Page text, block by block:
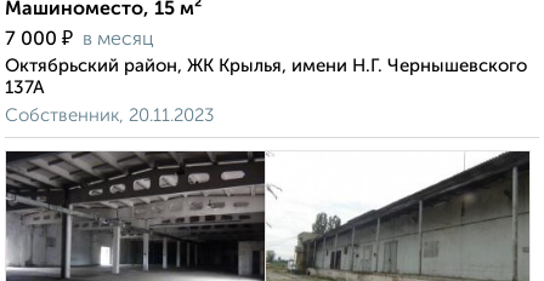
Машиноместо, 15 м²
7 000 ₽ в месяц
Октябрьский район, ЖК Крылья, имени Н.Г. Чернышевского
137А
Собственник, 20.11.2023